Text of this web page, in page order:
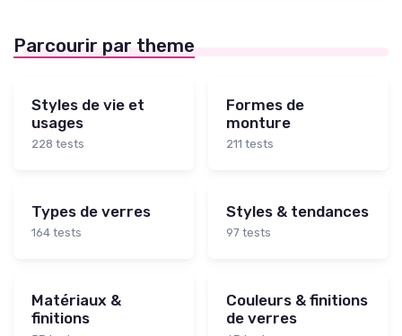
Parcourir par theme
Styles de vie et
usages
228 tests
Formes de
monture
211 tests
Types de verres
164 tests
Styles & tendances
97 tests
Matériaux &
finitions
Couleurs & finitions
de verres